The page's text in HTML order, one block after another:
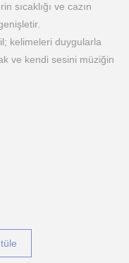
sıcaklığı ve cazın
kelimeleri duygularla
ve kendi sesini müziğin